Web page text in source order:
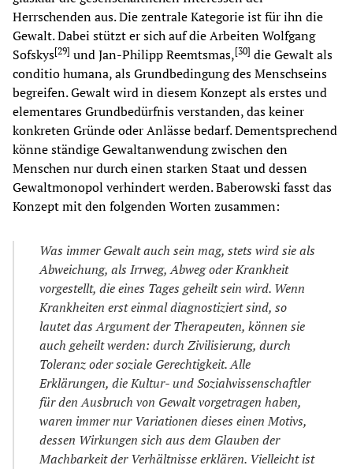
Herrschenden aus. Die zentrale Kategorie ist für ihn die
Gewalt. Dabei stützt er sich auf die Arbeiten Wolfgang
Sofskys[29] und Jan-Philipp Reemtsmas,[30] die Gewalt als
conditio humana, als Grundbedingung des Menschseins
begreifen. Gewalt wird in diesem Konzept als erstes und
elementares Grundbedürfnis verstanden, das keiner
konkreten Gründe oder Anlässe bedarf. Dementsprechend
könne ständige Gewaltanwendung zwischen den
Menschen nur durch einen starken Staat und dessen
Gewaltmonopol verhindert werden. Baberowski fasst das
Konzept mit den folgenden Worten zusammen:
Was immer Gewalt auch sein mag, stets wird sieals
Abweichung, als Irrweg, Abweg oder Krankheit
vorgestellt, dieeines Tages geheilt sein wird. Wenn
Krankheiten erst einmal diagnostiziert sind, so
lautet das Argument der Therapeuten, können sie
auch geheilt werden: durch Zivilisierung, durch
Toleranz oder soziale Gerechtigkeit. Alle
Erklärungen, dieKultur- und Sozialwissenschaftler
für den Ausbruch von Gewalt vorgetragen haben,
waren immer nur Variationen dieses einen Motivs,
dessen Wirkungen sich aus dem Glauben der
Machbarkeit der Verhältnisse erklären. Vielleicht ist